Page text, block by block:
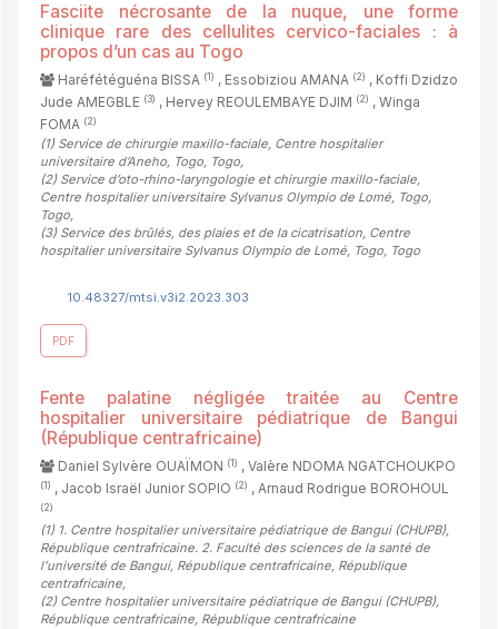
Fasciite nécrosante de la nuque, une forme
clinique rare des cellulites cervico-faciales : à
propos d’un cas au Togo
Haréfétéguéna BISSA (1) , Essobiziou AMANA (2) , Koffi Dzidzo
Jude AMEGBLE (3) , Hervey REOULEMBAYE DJIM (2) , Winga
FOMA (2)
(1) Service de chirurgie maxillo-faciale, Centre hospitalier
universitaire d’Aneho, Togo, Togo,
(2) Service d’oto-rhino-laryngologie et chirurgie maxillo-faciale,
Centre hospitalier universitaire Sylvanus Olympio de Lomé, Togo,
Togo,
(3) Service des brûlés, des plaies et de la cicatrisation, Centre
hospitalier universitaire Sylvanus Olympio de Lomé, Togo, Togo
10.48327/mtsi.v3i2.2023.303
PDF
Fente palatine négligée traitée au Centre
hospitalier universitaire pédiatrique de Bangui
(République centrafricaine)
Daniel Sylvère OUAÏMON (1) , Valère NDOMA NGATCHOUKPO
(1) , Jacob Israël Junior SOPIO (2) , Arnaud Rodrigue BOROHOUL
(2)
(1) 1. Centre hospitalier universitaire pédiatrique de Bangui (CHUPB),
République centrafricaine. 2. Faculté des sciences de la santé de
l’université de Bangui, République centrafricaine, République
centrafricaine,
(2) Centre hospitalier universitaire pédiatrique de Bangui (CHUPB),
République centrafricaine, République centrafricaine